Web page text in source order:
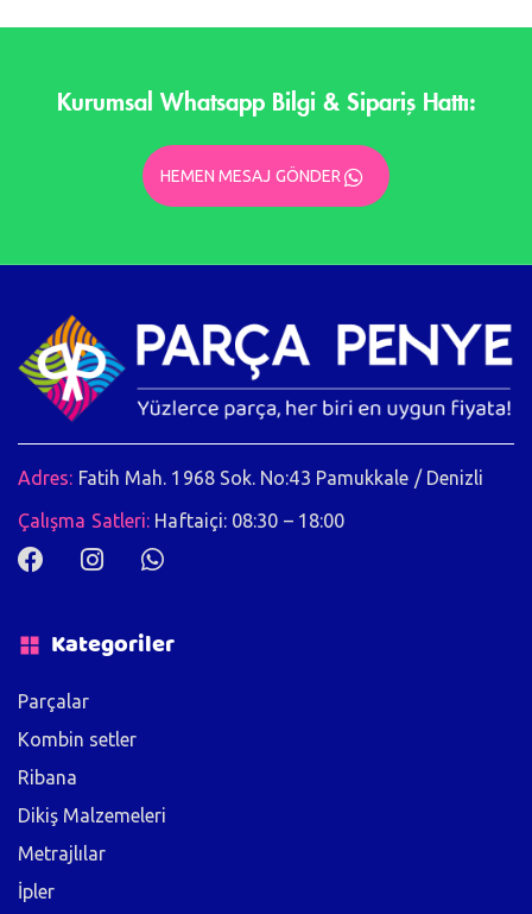
Kurumsal Whatsapp Bilgi & Sipariş Hattı:
HEMEN MESAJ GÖNDER
Adres: Fatih Mah. 1968 Sok. No:43 Pamukkale / Denizli
Çalışma Satleri: Haftaiçi: 08:30 – 18:00
Kategoriler
Parçalar
Kombin setler
Ribana
Dikiş Malzemeleri
Metrajlılar
İpler